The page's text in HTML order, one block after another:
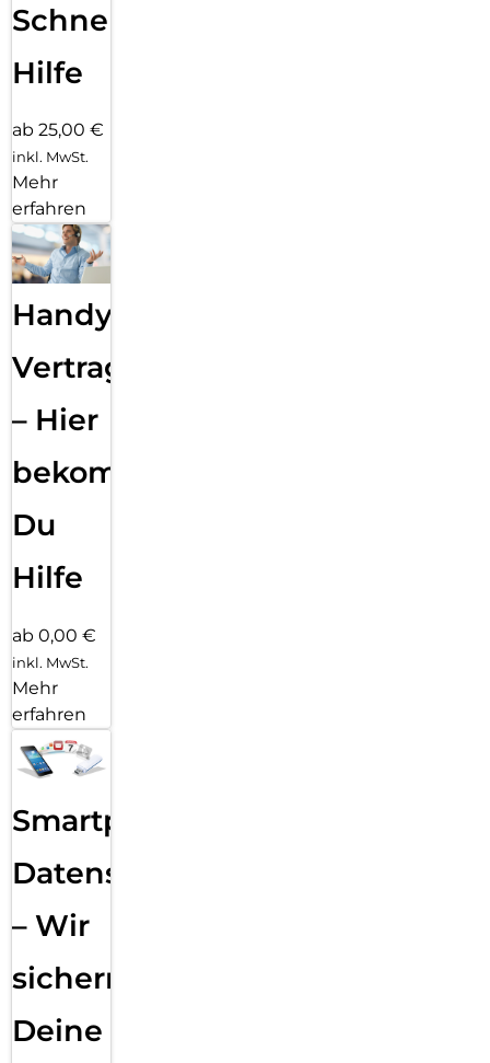
Schnelle
Hilfe
ab 25,00 €
inkl. MwSt.
Mehr
erfahren
Handy
Vertragsabwicklung
– Hier
bekommst
Du
Hilfe
ab 0,00 €
inkl. MwSt.
Mehr
erfahren
Smartphone
Datensicherung
– Wir
sichern
Deine